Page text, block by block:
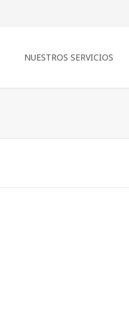
NUESTROS SERVICIOS